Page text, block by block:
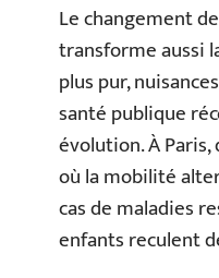
Le changement
transforme aussi
plus pur,
santé publique
évolution. À
où la mobilité
cas de maladies
enfants reculent